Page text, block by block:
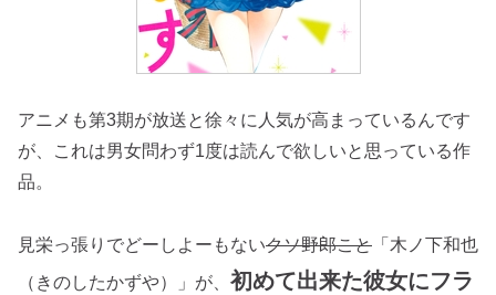
アニメも第3期が放送と徐々に人気が高まっているんです
が、これは男女問わず1度は読んで欲しいと思っている作
品。
見栄っ張りでどーしよーもないクソ野郎こと 「木ノ下和也
（きのしたかずや）」が、 初めて出来た彼女にフラ